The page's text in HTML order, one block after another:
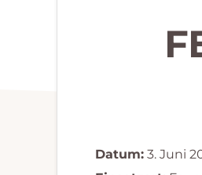
Datum: 3. Juni